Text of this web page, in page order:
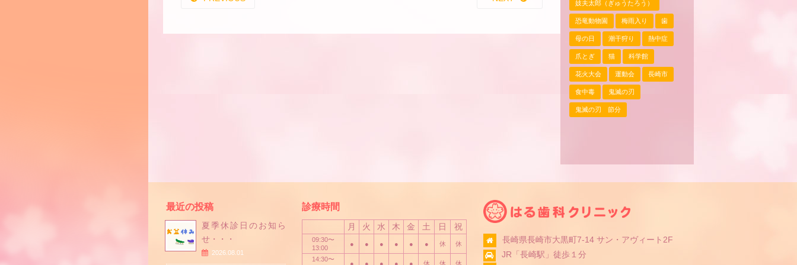
妓夫太郎（ぎゅうたろう）
恐竜動物園 梅雨入り 歯
母の日 潮干狩り 熱中症
爪とぎ 猫 科学館
花火大会 運動会 長崎市
食中毒 鬼滅の刃
鬼滅の刃 節分
最近の投稿
夏季休診日のお知ら
せ・・・
2026.08.01
診療時間
月 火 水 木 金 土 日 祝
09:30〜
13:00
● ● ● ● ● ● 休 休
14:30〜
● ● ● ● ● 休 休 休
長崎県長崎市大黒町7-14 サン・アヴィート2F
JR「長崎駅」徒歩１分